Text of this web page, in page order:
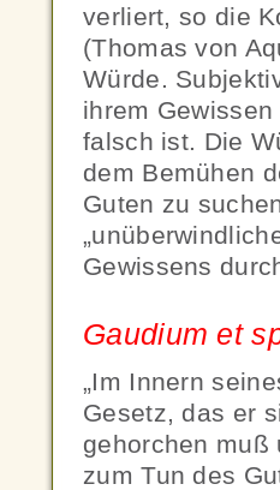
verliert, so die
(Thomas von
Würde.
ihrem
falsch ist. Die
dem Bemühen
Guten zu
Gewissens
Gaudium et
„Im Innern
Gesetz, das er
gehorchen muß
zum Tun des